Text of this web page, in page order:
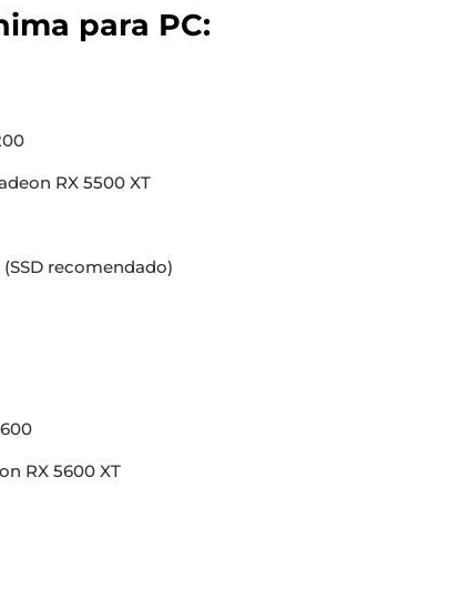
para PC:
RX 5500 XT
recomendado)
RX 5600 XT